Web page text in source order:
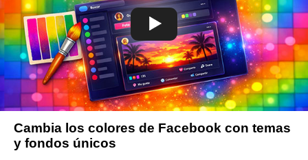
Cambia los colores de Facebook con temas
y fondos únicos